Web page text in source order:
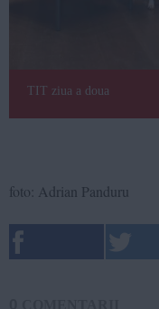
TIT ziua a doua
foto: Adrian Panduru